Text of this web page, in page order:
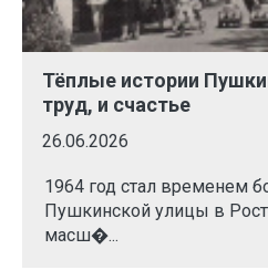
Тёплые истории
труд, и счастье
26.06.2026
1964 год стал временем
Пушкинской улицы в
масш�...